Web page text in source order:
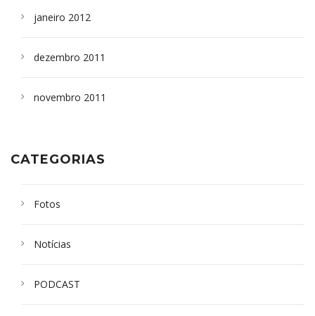
janeiro 2012
dezembro 2011
novembro 2011
CATEGORIAS
Fotos
Notícias
PODCAST